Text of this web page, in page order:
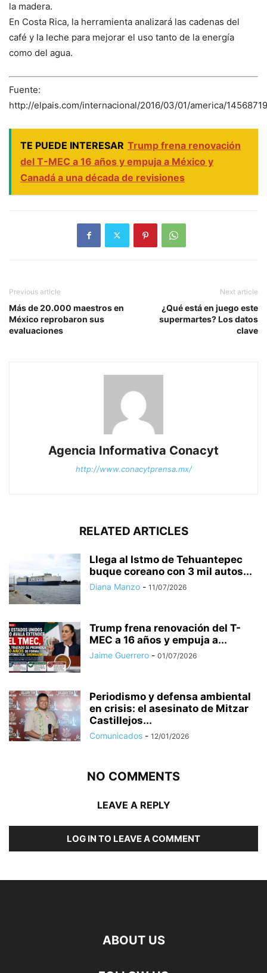
la madera.
En Costa Rica, la herramienta analizará las cadenas del
café y la leche para mejorar el uso tanto de la energía
como del agua.
Fuente:
http://elpais.com/internacional/2016/03/01/america/
TE PUEDE INTERESAR Trump frena renovación
del T-MEC a 16 años y empuja a México y
Canadá a una década de revisiones
Previous article
Más de 20.000 maestros en
México reprobaron sus
evaluaciones
Next article
¿Qué está en juego este
supermartes? Los datos
clave
Agencia Informativa Conacyt
http://www.conacytprensa.mx/
RELATED ARTICLES
Llega al Istmo de Tehuantepec
buque coreano con 3 mil autos...
Diana Manzo - 11/07/2026
Trump frena renovación del T-
MEC a 16 años y empuja a...
Jaime Guerrero - 01/07/2026
Periodismo y defensa ambiental
en crisis: el asesinato de Mitzar
Castillejos...
Comunicados - 12/01/2026
NO COMMENTS
LEAVE A REPLY
LOG IN TO LEAVE A COMMENT
ABOUT US